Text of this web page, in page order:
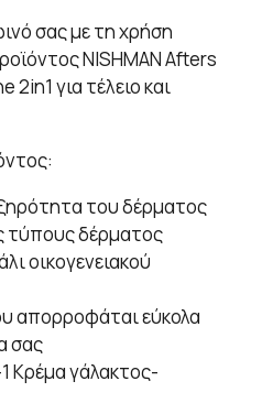
σας με τη χρήση
NISHMAN Afters
για τέλειο και
του δέρματος
τύπους δέρματος
οικογενειακού
απορροφάται εύκολα
σας
Κρέμα γάλακτος-